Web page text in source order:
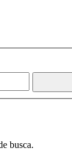
busca.